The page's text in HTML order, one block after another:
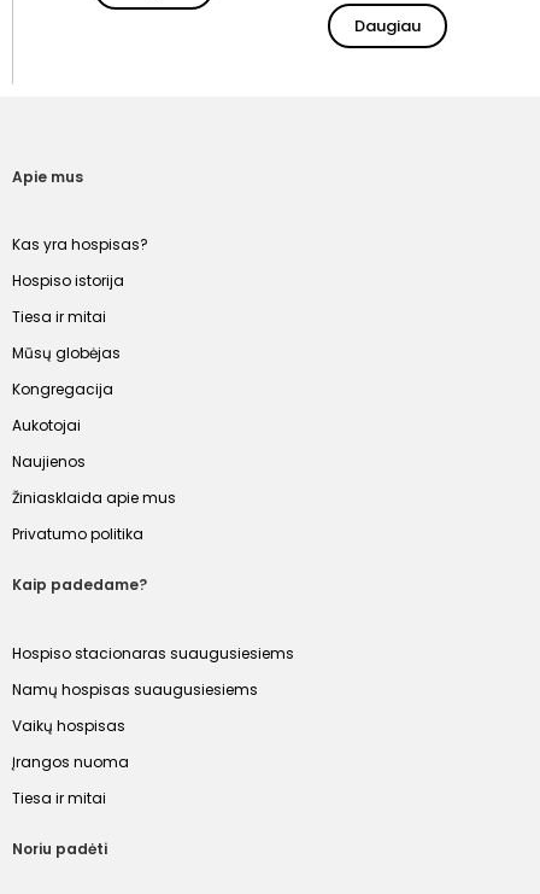
Daugiau
Apie mus
Kas yra hospisas?
Hospiso istorija
Tiesa ir mitai
Mūsų globėjas
Kongregacija
Aukotojai
Naujienos
Žiniasklaida apie mus
Privatumo politika
Kaip padedame?
Hospiso stacionaras suaugusiesiems
Namų hospisas suaugusiesiems
Vaikų hospisas
Įrangos nuoma
Tiesa ir mitai
Noriu padėti